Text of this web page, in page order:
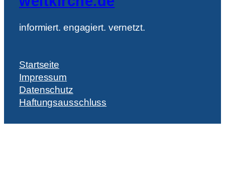
informiert. engagiert. vernetzt.
Startseite
Impressum
Datenschutz
Haftungsausschluss